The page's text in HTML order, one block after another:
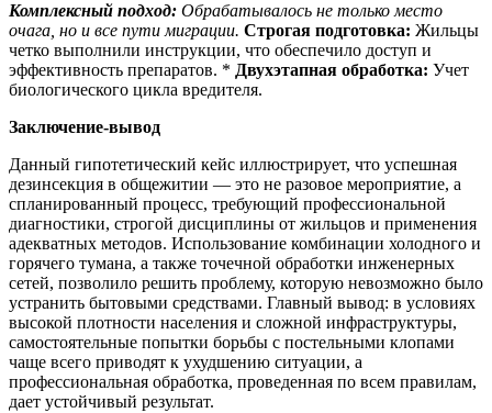
Комплексный подход: Обрабатывалось не только место
очага, но и все пути миграции. Строгая подготовка: Жильцы
четко выполнили инструкции, что обеспечило доступ и
эффективность препаратов. * Двухэтапная обработка: Учет
биологического цикла вредителя.
Заключение-вывод
Данный гипотетический кейс иллюстрирует, что успешная
дезинсекция в общежитии — это не разовое мероприятие, а
спланированный процесс, требующий профессиональной
диагностики, строгой дисциплины от жильцов и применения
адекватных методов. Использование комбинации холодного и
горячего тумана, а также точечной обработки инженерных
сетей, позволило решить проблему, которую невозможно было
устранить бытовыми средствами. Главный вывод: в условиях
высокой плотности населения и сложной инфраструктуры,
самостоятельные попытки борьбы с постельными клопами
чаще всего приводят к ухудшению ситуации, а
профессиональная обработка, проведенная по всем правилам,
дает устойчивый результат.